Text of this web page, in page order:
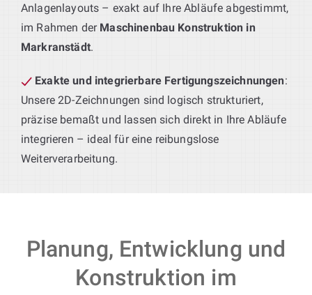
Anlagenlayouts – exakt auf Ihre Abläufe abgestimmt,
im Rahmen der Maschinenbau Konstruktion in
Markranstädt.
Exakte und integrierbare Fertigungszeichnungen:
Unsere 2D-Zeichnungen sind logisch strukturiert,
präzise bemaßt und lassen sich direkt in Ihre Abläufe
integrieren – ideal für eine reibungslose
Weiterverarbeitung.
Planung, Entwicklung und
Konstruktion im